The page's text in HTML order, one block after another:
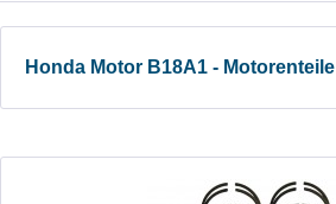
Honda Motor B18A1 - Motorenteile